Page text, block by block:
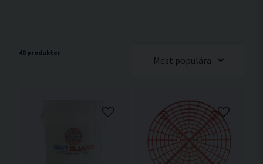
40 produkter
Mest populära